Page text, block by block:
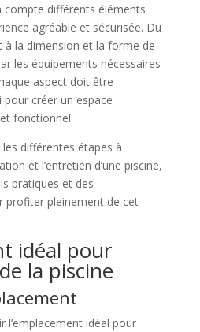
compte différents éléments
agréable et sécurisée. Du
à la dimension et la forme de
les équipements nécessaires
aspect doit être
créer un espace
fonctionnel.
différentes étapes à
et l’entretien d’une piscine,
pratiques et des
profiter pleinement de cet
idéal pour
la piscine
l’emplacement idéal pour